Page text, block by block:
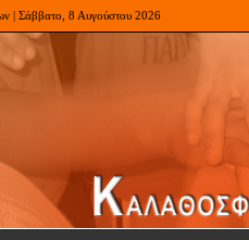
| Σάββατο, 8 Αυγούστου 2026